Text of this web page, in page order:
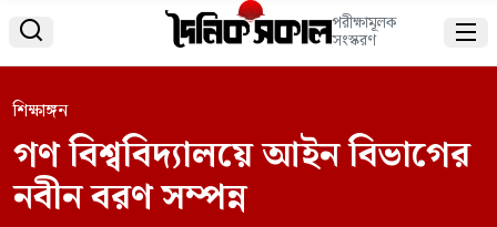
 পরীক্ষামূলক
সংস্করণ 
শিক্ষাঙ্গন
গণ বিশ্ববিদ্যালয়ে আইন বিভাগের
নবীন বরণ সম্পন্ন